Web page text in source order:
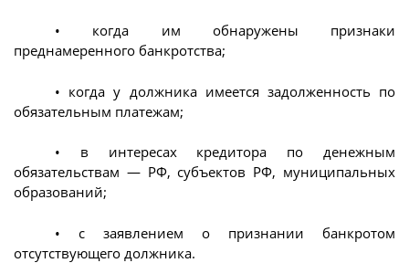
• когда им обнаружены признаки
преднамеренного банкротства;
• когда у должника имеется задолженность по
обязательным платежам;
• в интересах кредитора по денежным
обязательствам — РФ, субъектов РФ, муниципальных
образований;
• с заявлением о признании банкротом
отсутствующего должника.